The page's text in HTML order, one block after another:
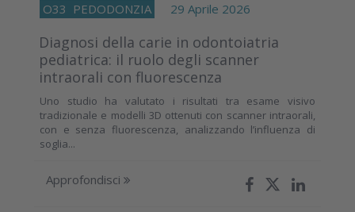
O33 PEDODONZIA 29 Aprile 2026
Diagnosi della carie in odontoiatria
pediatrica: il ruolo degli scanner
intraorali con fluorescenza
Uno studio ha valutato i risultati tra esame visivo
tradizionale e modelli 3D ottenuti con scanner intraorali,
con e senza fluorescenza, analizzando l’influenza di
soglia...
Approfondisci